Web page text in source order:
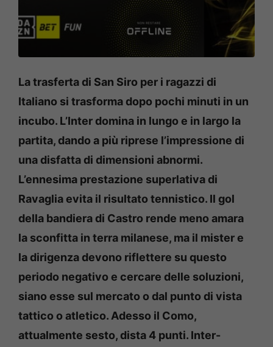
La trasferta di San Siro per i ragazzi di
Italiano si trasforma dopo pochi minuti in un
incubo. L’Inter domina in lungo e in largo la
partita, dando a più riprese l’impressione di
una disfatta di dimensioni abnormi.
L’ennesima prestazione superlativa di
Ravaglia evita il risultato tennistico. Il gol
della bandiera di Castro rende meno amara
la sconfitta in terra milanese, ma il mister e
la dirigenza devono riflettere su questo
periodo negativo e cercare delle soluzioni,
siano esse sul mercato o dal punto di vista
tattico o atletico. Adesso il Como,
attualmente sesto, dista 4 punti. Inter-